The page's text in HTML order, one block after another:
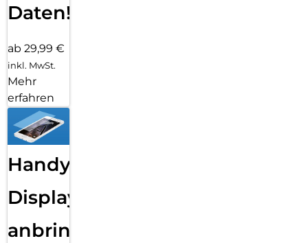
Daten!
ab 29,99 €
inkl. MwSt.
Mehr
erfahren
Handy
Displayfolie
anbringen